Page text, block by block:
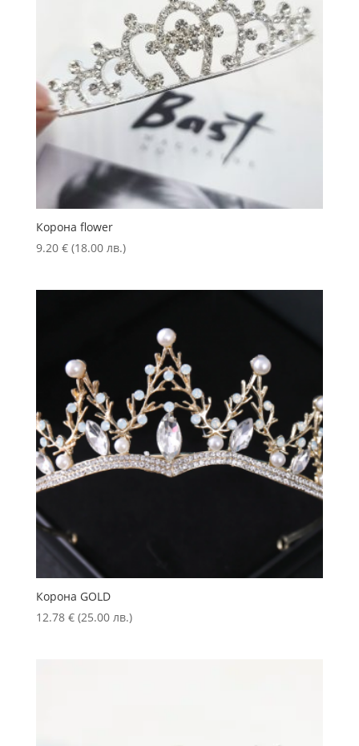
Корона flower
9.20 € (18.00 лв.)
Корона GOLD
12.78 € (25.00 лв.)